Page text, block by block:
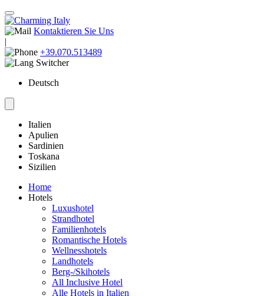
Kontaktieren Sie Uns
|
+39.070.513489
Deutsch
Italien
Apulien
Sardinien
Toskana
Sizilien
Home
Hotels
Luxushotel
Strandhotel
Familienhotels
Romantische Hotels
Wellnesshotels
Landhotels
Berg-/Skihotels
All Inclusive Hotel
Alle Hotels in Italien